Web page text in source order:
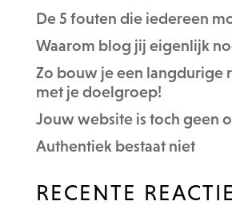
De 5 fouten die iedereen
Waarom blog jij eigenlijk
Zo bouw je een langdurige
met je doelgroep!
Jouw website is toch geen
Authentiek bestaat niet
RECENTE